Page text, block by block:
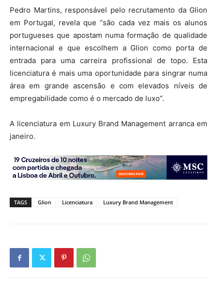
Pedro Martins, responsável pelo recrutamento da Glion
em Portugal, revela que “são cada vez mais os alunos
portugueses que apostam numa formação de qualidade
internacional e que escolhem a Glion como porta de
entrada para uma carreira profissional de topo. Esta
licenciatura é mais uma oportunidade para singrar numa
área em grande ascensão e com elevados níveis de
empregabilidade como é o mercado de luxo”.
A licenciatura em Luxury Brand Management arranca em
janeiro.
TAGS Glion Licenciatura Luxury Brand Management